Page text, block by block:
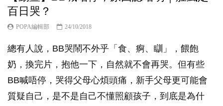
百日哭？
POPA編輯部 24/10/2018
總有人說，BB哭鬧不外乎「食、痾、瞓」，餵飽
奶，換完片，抱他一下，自然就不會再哭。但有些
BB喊唔停，哭得父母心煩頭痛，新手父母更可能會
質疑自己，是不是自己不懂照顧孩子，到底是為什